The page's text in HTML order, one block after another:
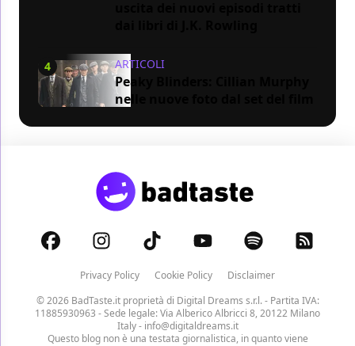
4 ARTICOLI
Peaky Blinders: Cillian Murphy
nelle nuove foto dal set del film
Privacy Policy Cookie Policy
Disclaimer
© 2026 BadTaste.it proprietà di Digital Dreams s.r.l.- Partita IVA:
11885930963 - Sede legale: Via Alberico Albricci 8, 20122 Milano
Italy - info@digitaldreams.it
Questo blog non è una testata giornalistica, in quanto viene